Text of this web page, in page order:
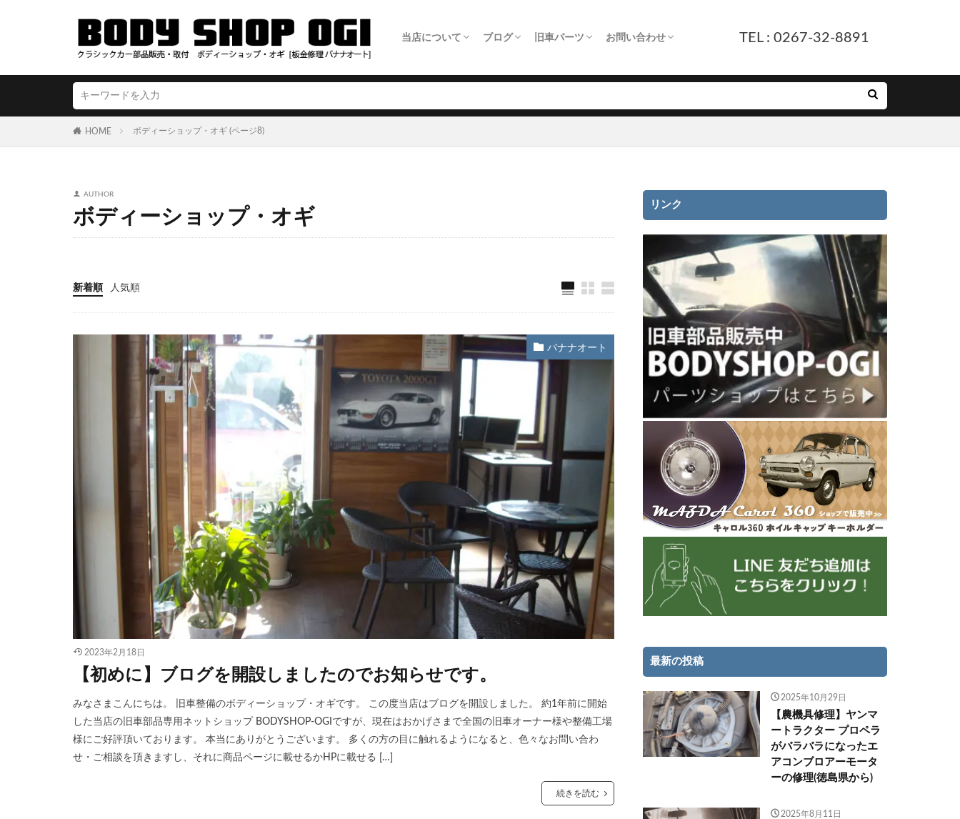
当店について ブログ 旧車パーツ お問い合わせ TEL : 0267-32-8891
HOME ボディーショップ・オギ (ページ8)
AUTHOR
ボディーショップ・オギ
新着順 人気順
バナナオート
2023年2月18日
【初めに】ブログを開設しましたのでお知らせです。
みなさまこんにちは。 旧車整備のボディーショップ・オギです。 この度当店はブログを開設しました。 約1年前に開始
した当店の旧車部品専用ネットショップ BODYSHOP-OGIですが、現在はおかげさまで全国の旧車オーナー様や整備工場
様にご好評頂いております。 本当にありがとうございます。 多くの方の目に触れるようになると、色々なお問い合わ
せ・ご相談を頂きますし、それに商品ページに載せるかHPに載せる […]
続きを読む
リンク
最新の投稿
2025年10月29日
【農機具修理】ヤンマ
ートラクター プロペラ
がバラバラになったエ
アコンブロアーモータ
ーの修理(徳島県から)
2025年8月11日